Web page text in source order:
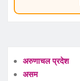
अरुणाचल प्रदेश
असम